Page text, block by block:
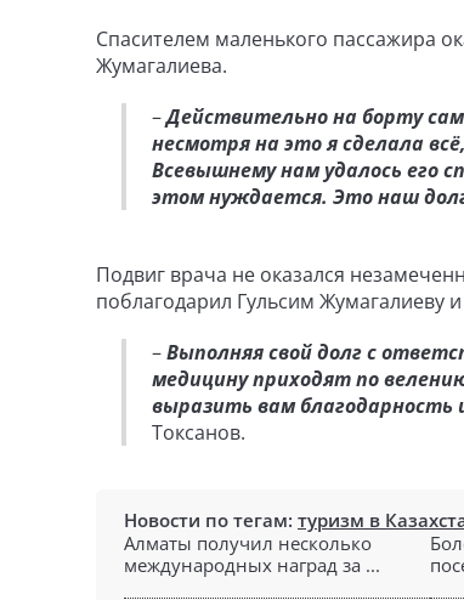
Спасителем маленького пассажира
Жумагалиева.
–Действительно на борту
несмотря на это я сделала
Всевышнему нам удалось его
этом нуждается. Это наш
Подвиг врача не оказался
поблагодарил Гульсим Жумагалиеву
–Выполняя свой долг с
медицину приходят по
выразить вам благодарность
Токсанов.
Новости по тегам: туризм в
Алматы получил несколько
международных наград за ...